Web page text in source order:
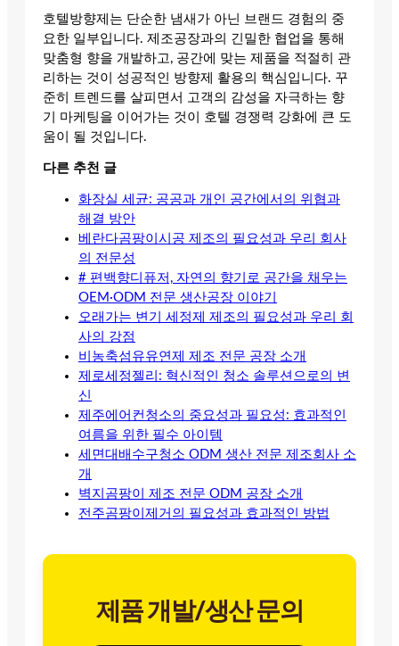
호텔방향제는 단순한 냄새가 아닌 브랜드 경험의 중
요한 일부입니다. 제조공장과의 긴밀한 협업을 통해
맞춤형 향을 개발하고, 공간에 맞는 제품을 적절히 관
리하는 것이 성공적인 방향제 활용의 핵심입니다. 꾸
준히 트렌드를 살피면서 고객의 감성을 자극하는 향
기 마케팅을 이어가는 것이 호텔 경쟁력 강화에 큰 도
움이 될 것입니다.
다른 추천 글
화장실 세균: 공공과 개인 공간에서의 위협과
해결 방안
베란다곰팡이시공 제조의 필요성과 우리 회사
의 전문성
# 편백향디퓨저, 자연의 향기로 공간을 채우는
OEM·ODM 전문 생산공장 이야기
오래가는 변기 세정제 제조의 필요성과 우리 회
사의 강점
비농축섬유유연제 제조 전문 공장 소개
제로세정젤리: 혁신적인 청소 솔루션으로의 변
신
제주에어컨청소의 중요성과 필요성: 효과적인
여름을 위한 필수 아이템
세면대배수구청소 ODM 생산 전문 제조회사 소
개
벽지곰팡이 제조 전문 ODM 공장 소개
전주곰팡이제거의 필요성과 효과적인 방법
제품 개발/생산 문의